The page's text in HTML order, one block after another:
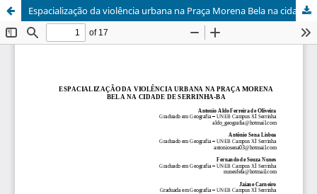
Espacialização da violência urbana na Praça Morena Bela na cidade de Serrinha-BA / Spatialization of urban violence in the square in the city Beautiful Brunette Serrinha - BA